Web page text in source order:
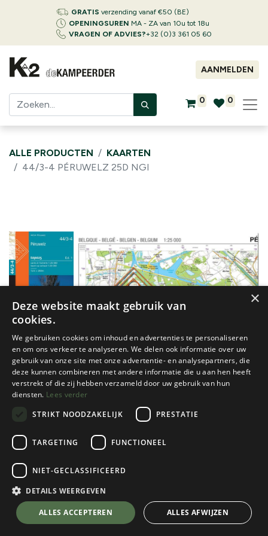
GRATIS verzending vanaf €50 (BE)
OPENINGSUREN MA - ZA van 10u tot 18u
VRAGEN OF ADVIES?+32 (0)3 361 05 60
AANMELDEN
0 0
ALLE PRODUCTEN
KAARTEN
44/3-4 PÉRUWELZ 25D NGI
NGI
44/3-4 Péruwelz 25d ngi
€
8,50💬 Stel je vraag over dit product via WhatsApp
×
Deze website maakt gebruik van
cookies.
We gebruiken cookies om inhoud en advertenties te personaliseren
en om ons verkeer te analyseren. We delen ook informatie over uw
gebruik van onze site met onze advertentie- en analysepartners, die
deze kunnen combineren met andere informatie die u aan hen heeft
verstrekt of die zij hebben verzameld door uw gebruik van hun
diensten. Lees verder
STRIKT NOODZAKELIJK
PRESTATIE
TARGETING FUNCTIONEEL
NIET-GECLASSIFICEERD
DETAILS WEERGEVEN
ALLES ACCEPTEREN ALLES AFWIJZEN